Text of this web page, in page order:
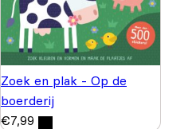
Zoek en plak - Op de
boerderij
€7,99